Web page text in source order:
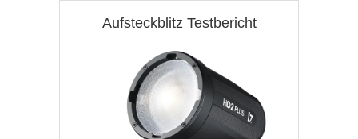
Aufsteckblitz Testbericht